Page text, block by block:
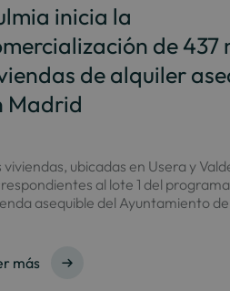
inicia la
de 437
de alquiler
Madrid
viviendas, ubicadas en Usera y
al lote 1 del
asequible del Ayuntamiento
más